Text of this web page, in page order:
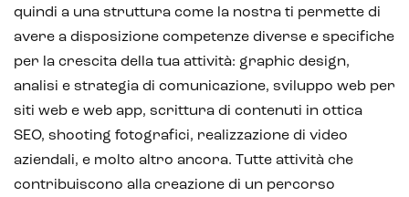
quindi a una struttura come la nostra ti permette di
avere a disposizione competenze diverse e specifiche
per la crescita della tua attività: graphic design,
analisi e strategia di comunicazione, sviluppo web per
siti web e web app, scrittura di contenuti in ottica
SEO, shooting fotografici, realizzazione di video
aziendali, e molto altro ancora. Tutte attività che
contribuiscono alla creazione di un percorso